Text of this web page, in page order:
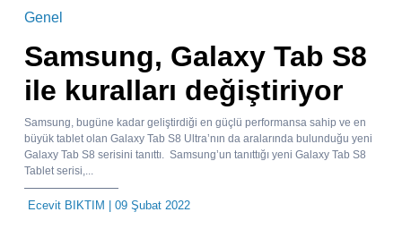
Genel
Samsung, Galaxy Tab S8
ile kuralları değiştiriyor
Samsung, bugüne kadar geliştirdiği en güçlü performansa sahip ve en
büyük tablet olan Galaxy Tab S8 Ultra’nın da aralarında bulunduğu yeni
Galaxy Tab S8 serisini tanıttı. Samsung’un tanıttığı yeni Galaxy Tab S8
Tablet serisi,...
Ecevit BIKTIM | 09 Şubat 2022